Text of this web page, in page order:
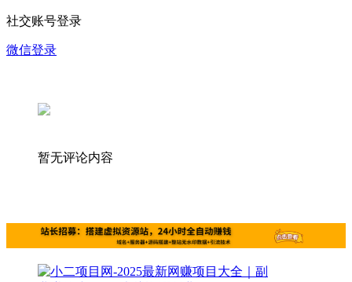
社交账号登录
微信登录
暂无评论内容